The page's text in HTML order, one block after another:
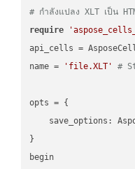
# กำลังแปลง XLT เป็น
require
api_cells =
name =
'file.XLT' #
opts = {
save_options:
}
begin